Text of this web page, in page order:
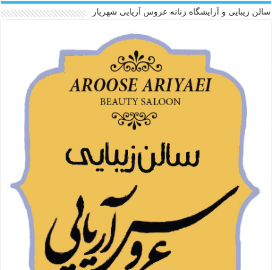
سالن زیبایی و آرایشگاه زنانه عروس آریایی شهریار